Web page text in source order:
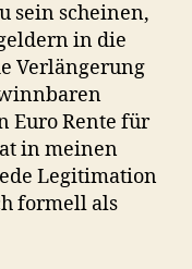
sein scheinen,
in die
Verlängerung
Euro Rente für
in meinen
Legitimation
formell als